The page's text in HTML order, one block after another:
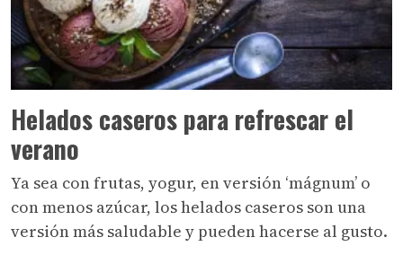
Helados caseros para refrescar el
verano
Ya sea con frutas, yogur, en versión ‘mágnum’ o
con menos azúcar, los helados caseros son una
versión más saludable y pueden hacerse al gusto.